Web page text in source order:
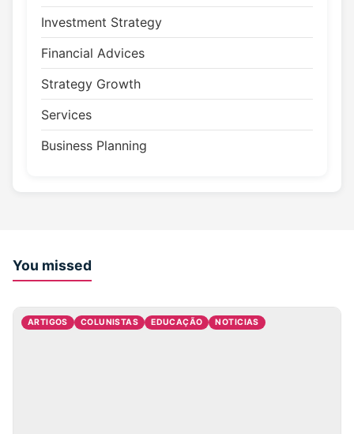
Investment Strategy
Financial Advices
Strategy Growth
Services
Business Planning
You missed
ARTIGOS COLUNISTAS EDUCAÇÃO NOTICIAS